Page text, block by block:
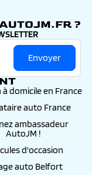
?
Envoyer
domicile en France
auto France
ambassadeur
AutoJM !
d'occasion
auto Belfort